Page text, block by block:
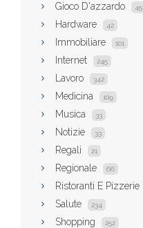
Gioco D'azzardo 45
Hardware 42
Immobiliare 101
Internet 245
Lavoro 342
Medicina 109
Musica 33
Notizie 33
Regali 21
Regionale 66
Ristoranti E Pizzerie
Salute 234
Shopping 252